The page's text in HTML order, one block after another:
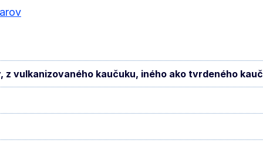
vulkanizovaného kaučuku, iného ako tvrdeného